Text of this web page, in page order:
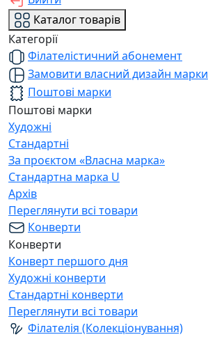
Каталог товарів
Категорії
Філателістичний абонемент
Замовити власний дизайн марки
Поштові марки
Поштові марки
Художні
Стандартні
За проєктом «Власна марка»
Стандартна марка U
Архів
Переглянути всі товари
Конверти
Конверти
Конверт першого дня
Художні конверти
Стандартні конверти
Переглянути всі товари
Філателія (Колекціонування)